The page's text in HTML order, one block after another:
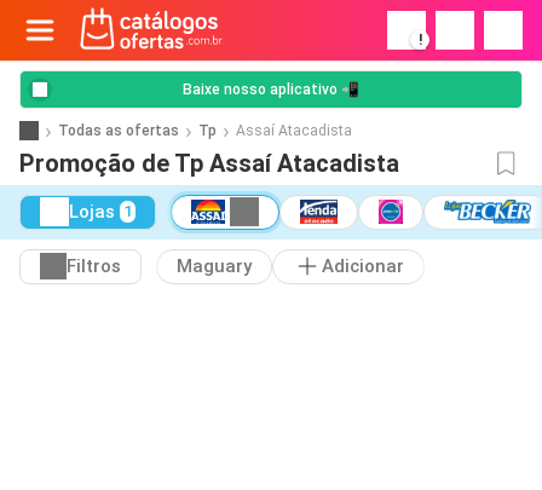
!
Baixe nosso aplicativo 📲
Todas as ofertas Tp Assaí Atacadista
Promoção de Tp Assaí Atacadista
Lojas 1
Filtros Maguary Adicionar